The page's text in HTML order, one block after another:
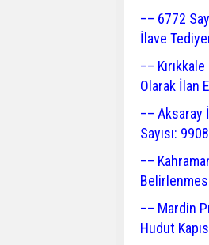
–– 6772
İlave
––
Olarak İlan
–– Aksaray
Sayısı:
––
–– Mardin
Hudut